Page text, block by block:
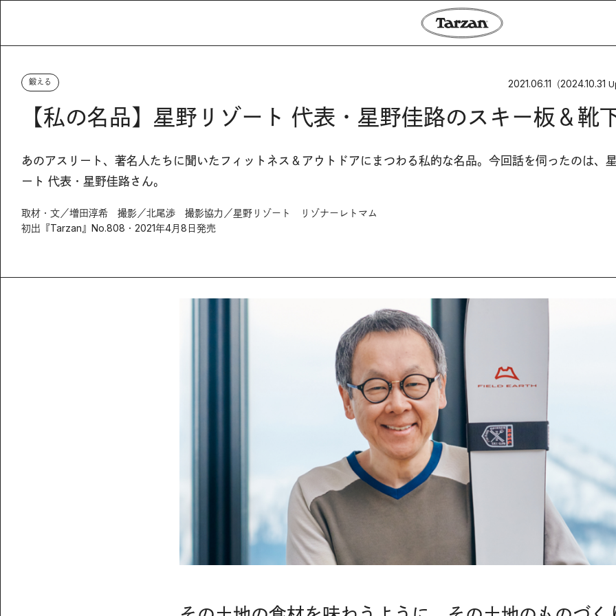
鍛える 2021.06.11 （2024.10.31
【私の名品】星野リゾート 代表・星野佳路のスキー板＆靴
あのアスリート、著名人たちに聞いたフィットネス＆アウトドアにまつわる私的な名品。今回話を伺ったのは、
ート 代表・星野佳路さん。
取材・文／増田淳希 撮影／北尾渉 撮影協力／星野リゾート リゾナーレトマム
初出『Tarzan』No.808・2021年4月8日発売